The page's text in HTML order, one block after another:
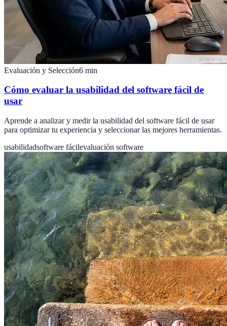
Evaluación y Selección6 min
Cómo evaluar la usabilidad del software fácil de
usar
Aprende a analizar y medir la usabilidad del software fácil de usar
para optimizar tu experiencia y seleccionar las mejores herramientas.
usabilidadsoftware fácilevaluación software